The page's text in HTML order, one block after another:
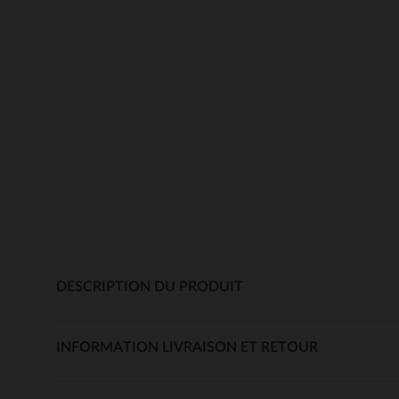
DESCRIPTION DU PRODUIT
INFORMATION LIVRAISON ET RETOUR